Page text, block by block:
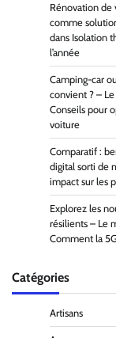
Rénovation de
comme
dans Isolation
l’année
Camping-car
convient ? –
Conseils pour
voiture
Comparatif :
digital sorti de
impact sur les
Explorez les
résilients – Le
Comment la
Catégories
Artisans